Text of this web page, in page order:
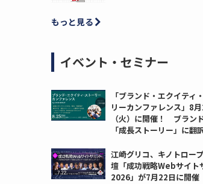
もっと見る
イベント・セミナー
「ブランド・エクイティ
リーカンファレンス」8
（火）に開催！ ブラン
「成長ストーリー」に翻
江崎グリコ、キノトロー
壇「成功戦略Webサイト
2026」が7月22日に開催